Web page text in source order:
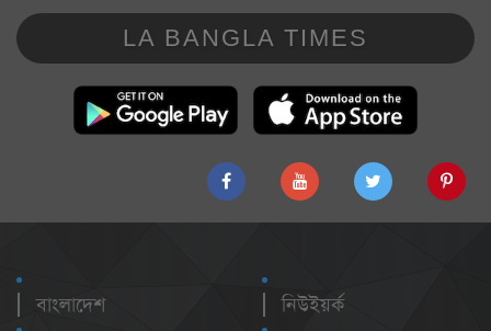
LA BANGLA TIMES
বাংলাদেশ
নিউইয়র্ক